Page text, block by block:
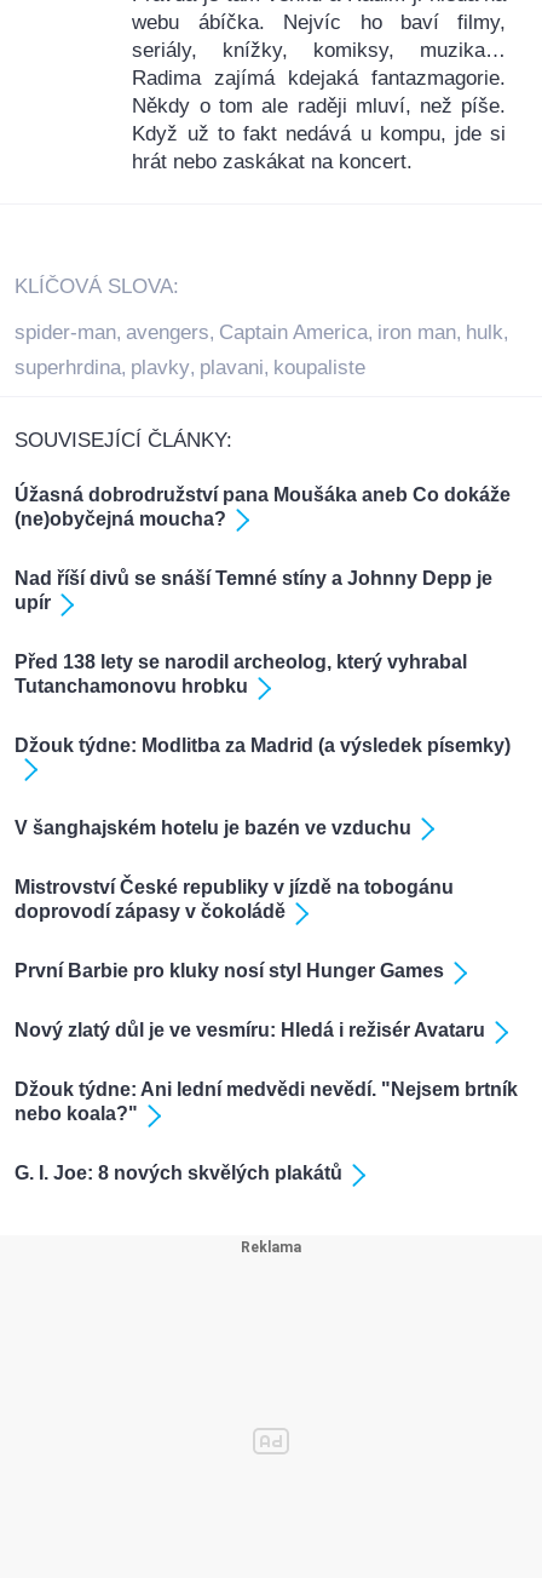
webu ábíčka. Nejvíc ho baví filmy,
seriály, knížky, komiksy, muzika…
Radima zajímá kdejaká fantazmagorie.
Někdy o tom ale raději mluví, než píše.
Když už to fakt nedává u kompu, jde si
hrát nebo zaskákat na koncert.
KLÍČOVÁ SLOVA:
spider-man, avengers, Captain America, iron man, hulk,
superhrdina, plavky, plavani, koupaliste
SOUVISEJÍCÍ ČLÁNKY:
Úžasná dobrodružství pana Moušáka aneb Co dokáže
(ne)obyčejná moucha?
Nad říší divů se snáší Temné stíny a Johnny Depp je
upír
Před 138 lety se narodil archeolog, který vyhrabal
Tutanchamonovu hrobku
Džouk týdne: Modlitba za Madrid (a výsledek písemky)
V šanghajském hotelu je bazén ve vzduchu
Mistrovství České republiky v jízdě na tobogánu
doprovodí zápasy v čokoládě
První Barbie pro kluky nosí styl Hunger Games
Nový zlatý důl je ve vesmíru: Hledá i režisér Avataru
Džouk týdne: Ani lední medvědi nevědí. "Nejsem brtník
nebo koala?"
G. I. Joe: 8 nových skvělých plakátů